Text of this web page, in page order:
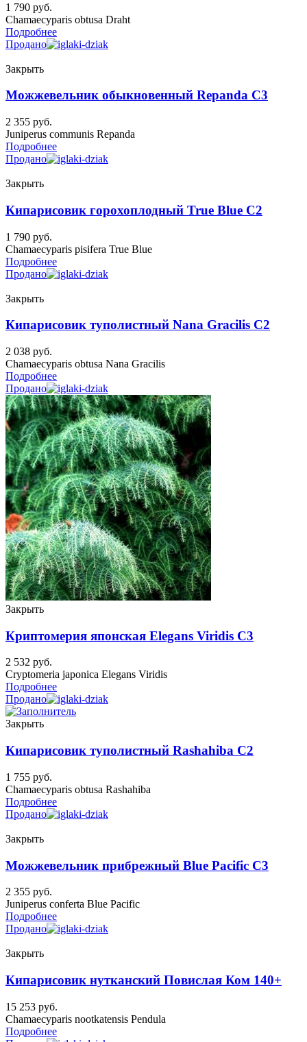
1 790 руб.
Chamaecyparis obtusa Draht
Подробнее
Продано
Закрыть
Можжевельник обыкновенный Repanda C3
2 355 руб.
Juniperus communis Repanda
Подробнее
Продано
Закрыть
Кипарисовик горохоплодный True Blue C2
1 790 руб.
Chamaecyparis pisifera True Blue
Подробнее
Продано
Закрыть
Кипарисовик туполистный Nana Gracilis C2
2 038 руб.
Chamaecyparis obtusa Nana Gracilis
Подробнее
Продано
Закрыть
Криптомерия японская Elegans Viridis C3
2 532 руб.
Cryptomeria japonica Elegans Viridis
Подробнее
Продано
Закрыть
Кипарисовик туполистный Rashahiba C2
1 755 руб.
Chamaecyparis obtusa Rashahiba
Подробнее
Продано
Закрыть
Можжевельник прибрежный Blue Pacific C3
2 355 руб.
Juniperus conferta Blue Pacific
Подробнее
Продано
Закрыть
Кипарисовик нутканский Повислая Ком 140+
15 253 руб.
Chamaecyparis nootkatensis Pendula
Подробнее